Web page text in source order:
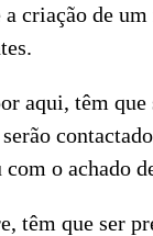
criação de
aqui, têm
o achado
têm que ser